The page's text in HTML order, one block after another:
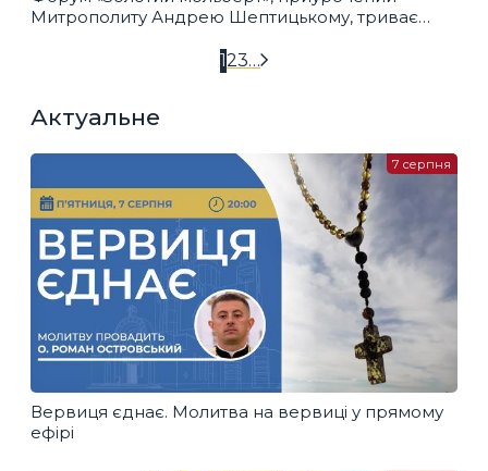
Митрополиту Андрею Шептицькому, триває
123…
Актуальне
Вервиця єднає. Молитва на вервиці у прямому
ефірі
7 серпня